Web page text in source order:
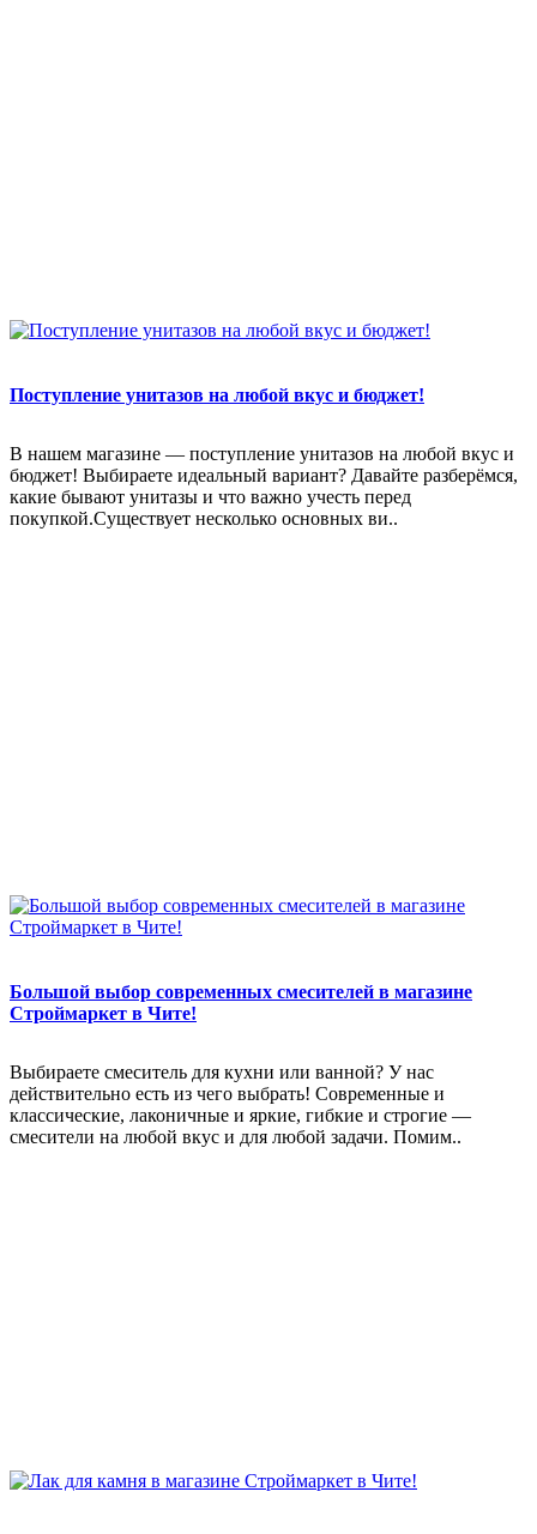
Поступление унитазов на любой вкус и бюджет!
В нашем магазине — поступление унитазов на любой вкус и
бюджет! Выбираете идеальный вариант? Давайте разберёмся,
какие бывают унитазы и что важно учесть перед
покупкой.Существует несколько основных ви..
Большой выбор современных смесителей в магазине
Строймаркет в Чите!
Выбираете смеситель для кухни или ванной? У нас
действительно есть из чего выбрать! Современные и
классические, лаконичные и яркие, гибкие и строгие —
смесители на любой вкус и для любой задачи. Помим..